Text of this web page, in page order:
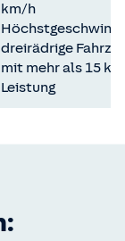
km/h
dreirädrige
mit mehr als 15 kW
Leistung